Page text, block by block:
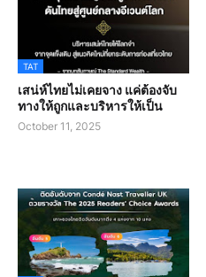
TAT
เสน่ห์ไทยไม่เคยจาง แค่ต้องจับ
ทางให้ถูกและบริหารให้เป็น
October 11, 2025